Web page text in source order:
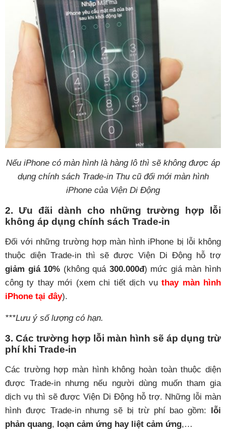
Nếu iPhone có màn hình là hàng lô thì sẽ không được áp
dụng chính sách Trade-in Thu cũ đổi mới màn hình
iPhone của Viện Di Động
2. Ưu đãi dành cho những trường hợp lỗi
không áp dụng chính sách Trade-in
Đối với những trường hợp màn hình iPhone bị lỗi không
thuộc diện Trade-in thì sẽ được Viện Di Động hỗ trợ
giảm giá 10% (không quá 300.000đ) mức giá màn hình
công ty thay mới (xem chi tiết dịch vụthay màn hình
iPhone tại đây).
***Lưu ý số lượng có hạn.
3. Các trường hợp lỗi màn hình sẽ áp dụng trừ
phí khi Trade-in
Các trường hợp màn hình không hoàn toàn thuộc diện
được Trade-in nhưng nếu người dùng muốn tham gia
dịch vụ thì sẽ được Viện Di Động hỗ trợ. Những lỗi màn
hình được Trade-in nhưng sẽ bị trừ phí bao gồm: lỗi
phản quang, loạn cảm ứng hay liệt cảm ứng,…